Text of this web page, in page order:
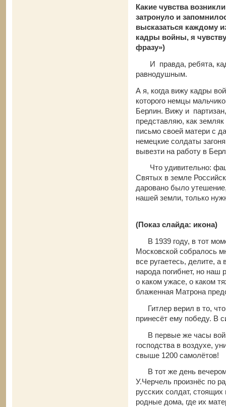
Какие чувства
затронуло и
высказаться каждому
кадры войны, я
фразу»)
И правда, ребята,
равнодушным.
А я, когда вижу кадры
которого немцы
Берлин. Вижу и
представляю, как
письмо своей матери с
немецкие солдаты
вывезти на работу в
Что удивительно:
Святых в земле
даровано было
нашей земли,
(Показ слайда: икона)
В 1939 году, в тот
Московской собралось
все ругаетесь, делите, а
народа погибнет, но наш
о каком ужасе, о каком
блаженная Матрона
Гитлер верил в то, что
принесёт ему победу. В
В первые же часы
господства в воздухе,
свыше 1200 самолётов!
В тот же день вечером
У.Черчель произнёс по
русских солдат,
родные дома, где их